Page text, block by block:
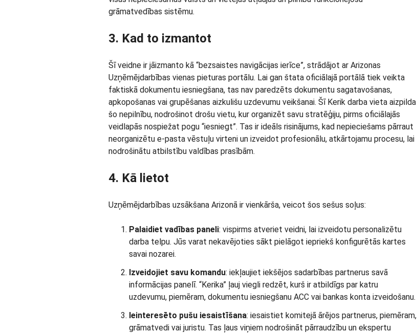
grāmatvedības sistēmu.
3. Kad to izmantot
Šī veidne ir jāizmanto kā “bezsaistes navigācijas ierīce”, strādājot ar Arizonas
Uzņēmējdarbības vienas pieturas portālu. Lai gan štata oficiālajā portālā tiek veikta
faktiskā dokumentu iesniegšana, tas nav paredzēts dokumentu sagatavošanas,
apkopošanas vai grupēšanas aizkulišu uzdevumu veikšanai. Šī Kerik darba vieta aizpilda
šo nepilnību, nodrošinot drošu vietu, kur organizēt savu stratēģiju, pirms oficiālajās
veidlapās nospiežat pogu “iesniegt”. Tas ir ideāls risinājums, kad nepieciešams pārraut
neorganizētu e-pasta vēstuļu virteni un izveidot profesionālu, atkārtojamu procesu, lai
nodrošinātu atbilstību valdības prasībām.
4. Kā lietot
Uzņēmējdarbības uzsākšana Arizonā ir vienkārša, veicot šos sešus soļus:
Palaidiet vadības paneli: vispirms atveriet veidni, lai izveidotu personalizētu
darba telpu. Jūs varat nekavējoties sākt pielāgot iepriekš konfigurētās kartes
savai nozarei.
Izveidojiet savu komandu: iekļaujiet iekšējos sadarbības partnerus savā
informācijas panelī. “Kerika” ļauj viegli redzēt, kurš ir atbildīgs par katru
uzdevumu, piemēram, dokumentu iesniegšanu ACC vai bankas konta izveidošanu.
Ieinteresēto pušu iesaistīšana: iesaistiet komitejā ārējos partnerus, piemēram,
grāmatvedi vai juristu. Tas ļaus viņiem nodrošināt pārraudzību un ekspertu